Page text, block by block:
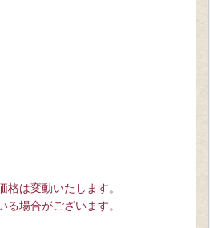
は変動いたします。
場合がございます。